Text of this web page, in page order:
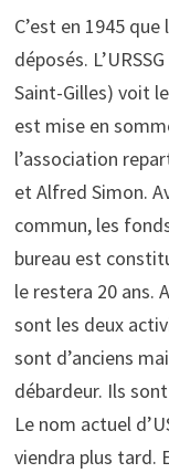
C’est en 1945
déposés.
Saint-Gilles) voit
est mise en
l’association
et Alfred Simon.
commun, les
bureau est
le restera 20 ans.
sont les deux
sont d’anciens
débardeur. Ils
Le nom actuel
viendra plus tard.